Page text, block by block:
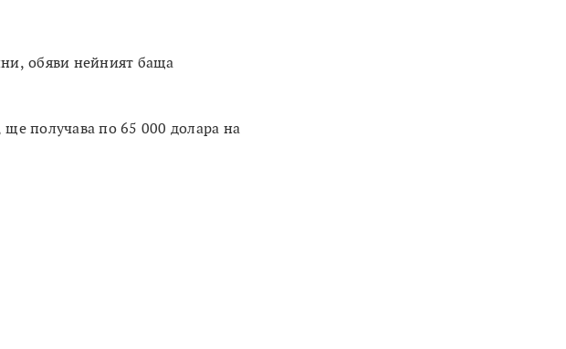
обяви нейният баща
ще получава по 65 000 долара на